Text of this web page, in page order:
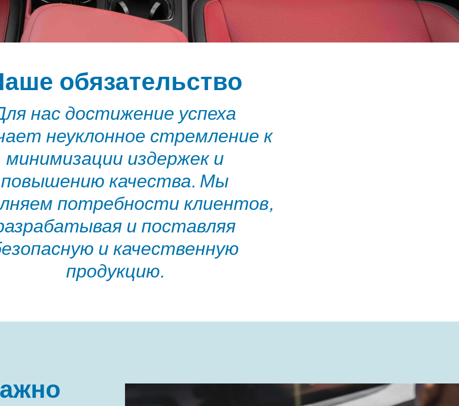
обязательство
нас достижение успеха
неуклонное стремление к
минимизации издержек и
повышению качества. Мы
потребности клиентов,
и поставляя
и качественную
продукцию.